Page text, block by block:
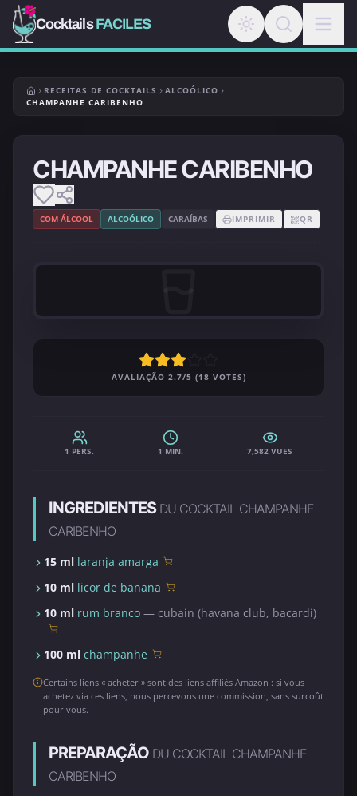
CocktailsFACILES
RECEITAS DE COCKTAILS
ALCOÓLICO
CHAMPANHE CARIBENHO
CHAMPANHE CARIBENHO
COM ÁLCOOL ALCOÓLICO CARAÍBAS IMPRIMIR QR
AVALIAÇÃO 2.7/5 (18 VOTES)
1 PERS. 1 MIN. 7,582 VUES
INGREDIENTES DU COCKTAIL CHAMPANHE
CARIBENHO
15 ml laranja amarga
10 ml licor de banana
10 ml rum branco — cubain (havana club, bacardi)
100 ml champanhe
Certains liens « acheter » sont des liens affiliés Amazon : si vous
achetez via ces liens, nous percevons une commission, sans surcoût
pour vous.
PREPARAÇÃO DU COCKTAIL CHAMPANHE
CARIBENHO